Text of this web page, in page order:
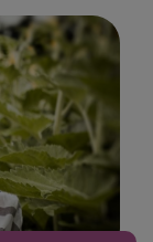
érdemes